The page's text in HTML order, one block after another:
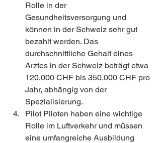
Rolle in der
Gesundheitsversorgung und
können in der Schweiz sehr gut
bezahlt werden. Das
durchschnittliche Gehalt eines
Arztes in der Schweiz beträgt etwa
120.000 CHF bis 350.000 CHF pro
Jahr, abhängig von der
Spezialisierung.
Pilot Piloten haben eine wichtige
Rolle im Luftverkehr und müssen
eine umfangreiche Ausbildung